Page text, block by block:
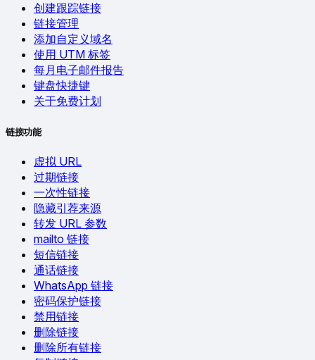
创建跟踪链接
链接管理
添加自定义域名
使用 UTM 标签
每月电子邮件报告
键盘快捷键
关于免费计划
链接功能
虚拟 URL
过期链接
一次性链接
隐藏引荐来源
转发 URL 参数
mailto 链接
短信链接
通话链接
WhatsApp 链接
密码保护链接
禁用链接
删除链接
删除所有链接